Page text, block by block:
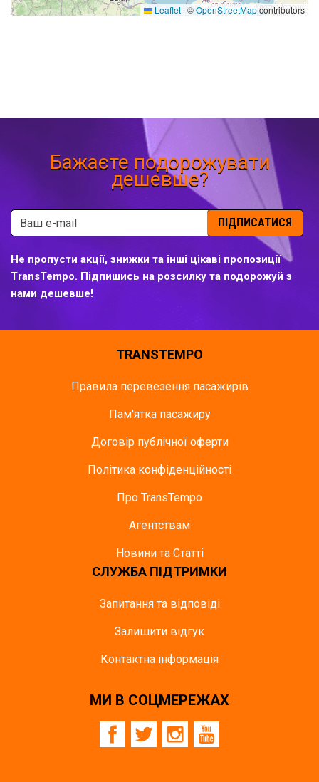
Leaflet | ©OpenStreetMapcontributors
Бажаєте подорожувати
дешевше?
ПІДПИСАТИСЯ
Не пропусти акції, знижки та інші цікаві пропозиції
TransTempo. Підпишись на розсилку та подорожуй з
нами дешевше!
TRANSTEMPO
Правила перевезення пасажирів
Пам'ятка пасажиру
Договір публічної оферти
Політика конфіденційності
Про TransTempo
Агентствам
Новини та Статті
СЛУЖБА ПІДТРИМКИ
Запитання та відповіді
Залишити відгук
Контактна інформація
МИ В СОЦМЕРЕЖАХ